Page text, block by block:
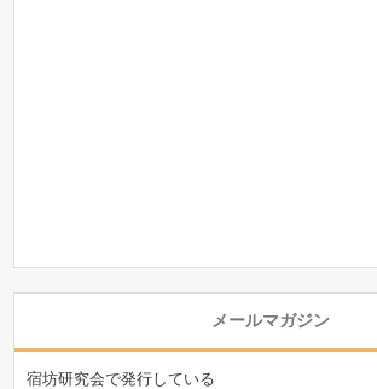
メールマガジン
宿坊研究会で発行している